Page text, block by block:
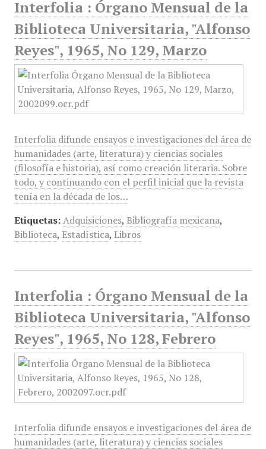
Interfolia : Órgano Mensual de la
Biblioteca Universitaria, "Alfonso
Reyes", 1965, No 129, Marzo
Interfolia difunde ensayos e investigaciones del área de
humanidades (arte, literatura) y ciencias sociales
(filosofía e historia), así como creación literaria. Sobre
todo, y continuando con el perfil inicial que la revista
tenía en la década de los…
Etiquetas: Adquisiciones, Bibliografía mexicana,
Biblioteca, Estadística, Libros
Interfolia : Órgano Mensual de la
Biblioteca Universitaria, "Alfonso
Reyes", 1965, No 128, Febrero
Interfolia difunde ensayos e investigaciones del área de
humanidades (arte, literatura) y ciencias sociales